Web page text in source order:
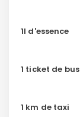
1l d'essence
1 ticket de bus
1 km de taxi